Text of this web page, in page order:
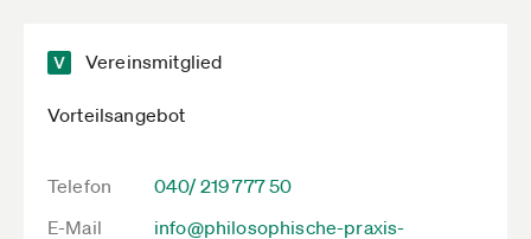
Vereinsmitglied
Vorteilsangebot
Telefon
040/ 219 777 50
E-Mail
info@philosophische-praxis-